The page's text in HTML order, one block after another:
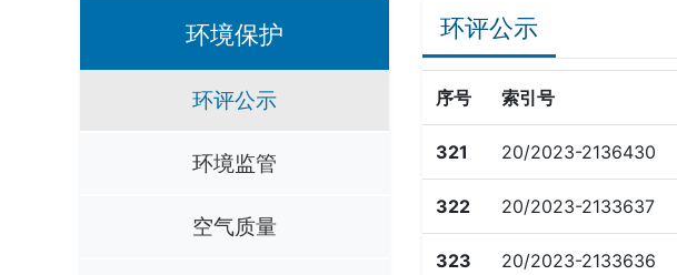
环境保护
环评公示
环境监管
空气质量
环评公示
序号 索引号
321 20/2023-2136430
322 20/2023-2133637
323 20/2023-2133636